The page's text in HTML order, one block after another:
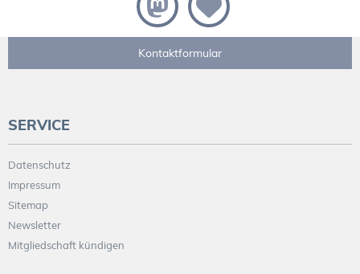
Kontaktformular
SERVICE
Datenschutz
Impressum
Sitemap
Newsletter
Mitgliedschaft kündigen